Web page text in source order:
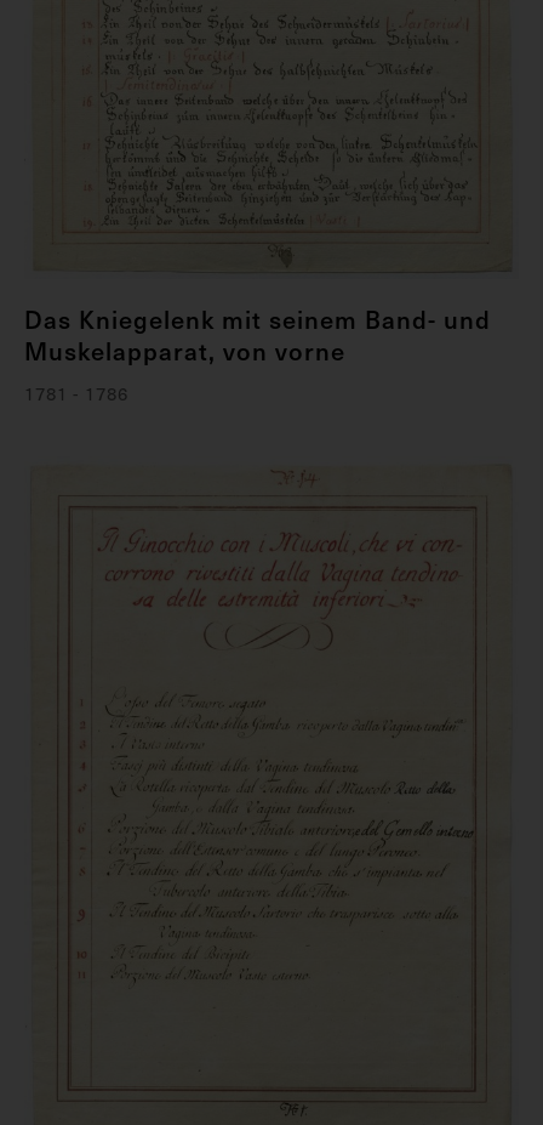
Das Kniegelenk mit seinem Band- und
Muskelapparat, von vorne
1781 - 1786